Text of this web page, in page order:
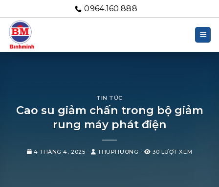
qua
nội
dung
0964.160.888
TIN TỨC
Cao su giảm chấn trong bộ giảm
rung máy phát điện
4 THÁNG 4, 2025 - THUPHUONG - 30 LƯỢT XEM